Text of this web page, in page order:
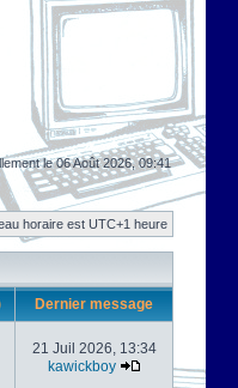
le 06 Août 2026, 09:41
horaire est UTC+1 heure
Dernier message
21 Juil 2026, 13:34
kawickboy